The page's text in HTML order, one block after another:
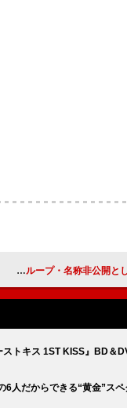
ムロ葉菜子／古森もぐ／ヒューガー／いかさん
トキス 1ST KISS』BD＆
だからできる“黄金”スペ